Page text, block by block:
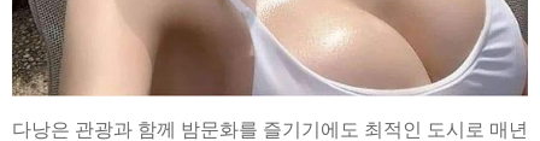
다낭은 관광과 함께 밤문화를 즐기기에도 최적인 도시로 매년